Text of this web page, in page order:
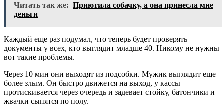
Читать так же: Приютила собачку, а она принесла мне
деньги
Каждый еще раз подумал, что теперь будет проверять
документы у всех, кто выглядит младше 40. Никому не нужны
вот такие проблемы.
Через 10 мин они выходят из подсобки. Мужик выглядит еще
более злым. Он быстро движется на выход, у кассы
протискивается через очередь и задевает стойку, батончики и
жвачки сыпятся по полу.